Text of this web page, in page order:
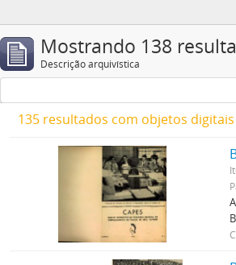
Mostrando 138
Descrição arquivística
135 resultados com objetos digitais